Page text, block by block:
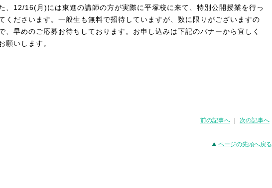
、12/16(月)には東進の講師の方が実際に平塚校に来て、特別公開授業を行っ
くださいます。一般生も無料で招待していますが、数に限りがございますの
、早めのご応募お待ちしております。お申し込みは下記のバナーから宜しく
願いします。
前の記事へ 次の記事へ
ページの先頭へ戻る